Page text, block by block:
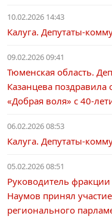
10.02.2026 14:43
Калуга. Депутаты-
09.02.2026 09:41
Тюменская область.
Казанцева
«Добрая воля» с 40-
06.02.2026 08:53
Калуга. Депутаты-
05.02.2026 08:51
Руководитель
Наумов принял
регионального